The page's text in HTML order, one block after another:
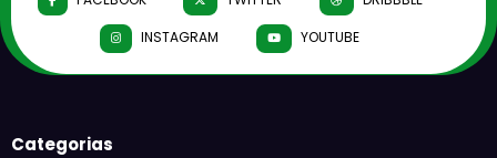
INSTAGRAM
YOUTUBE
Categorias